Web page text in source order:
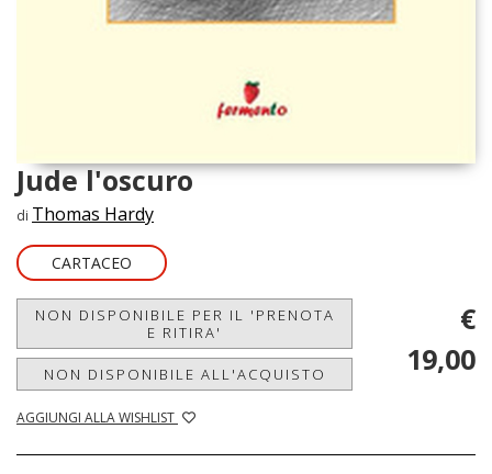
Jude l'oscuro
di Thomas Hardy
CARTACEO
NON DISPONIBILE PER IL 'PRENOTA
E RITIRA'
NON DISPONIBILE ALL'ACQUISTO
AGGIUNGI ALLA WISHLIST
€
19,00